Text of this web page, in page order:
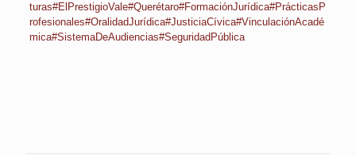
turas#ElPrestigioVale#Querétaro#FormaciónJurídica#PrácticasP
rofesionales#OralidadJurídica#JusticiaCívica#VinculaciónAcadé
mica#SistemaDeAudiencias#SeguridadPública